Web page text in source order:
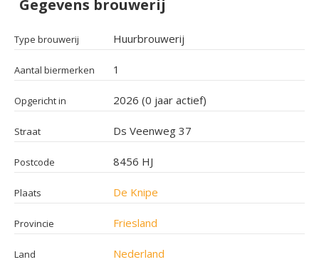
Gegevens brouwerij
Type brouwerij Huurbrouwerij
Aantal biermerken 1
Opgericht in 2026 (0 jaar actief)
Straat Ds Veenweg 37
Postcode 8456 HJ
Plaats De Knipe
Provincie Friesland
Land Nederland